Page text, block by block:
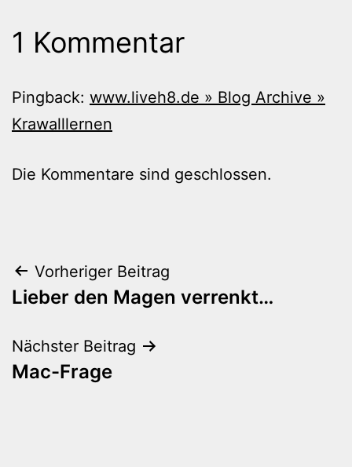
1 Kommentar
Pingback: www.liveh8.de » Blog Archive »
Krawalllernen
Die Kommentare sind geschlossen.
Beitragsnavigation
Vorheriger Beitrag
Lieber den Magen verrenkt…
Nächster Beitrag
Mac-Frage